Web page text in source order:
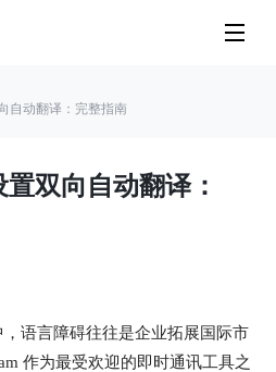
自动翻译：完整指南
双向自动翻译：
语言障碍往往是企业拓展国际市
作为最受欢迎的即时通讯工具之